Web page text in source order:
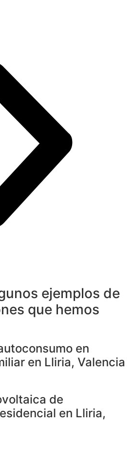
ejemplos de
que hemos
en
en Lliria, Valencia
de
en Lliria,